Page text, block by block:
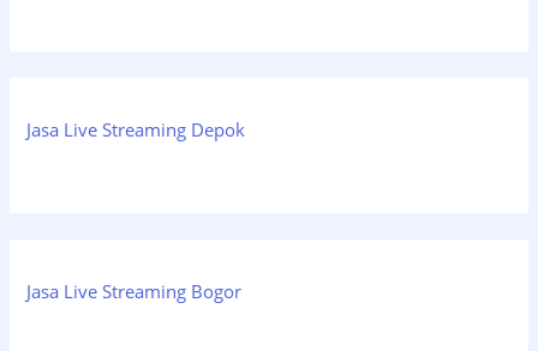
Jasa Live Streaming Depok
Jasa Live Streaming Bogor